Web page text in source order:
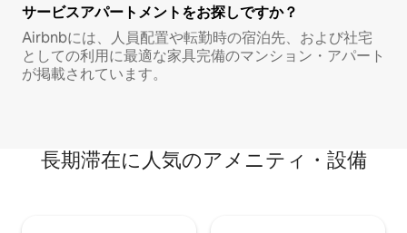
サービスアパートメントをお探しですか？
Airbnbには、人員配置や転勤時の宿泊先、および社宅
としての利用に最適な家具完備のマンション・アパート
が掲載されています。
長期滞在に人気のアメニティ・設備